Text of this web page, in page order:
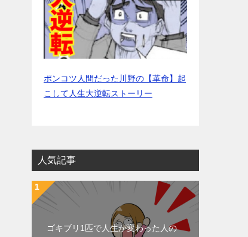
ポンコツ人間だった川野の【革命】起
こして人生大逆転ストーリー
人気記事
ゴキブリ1匹で人生が変わった人の